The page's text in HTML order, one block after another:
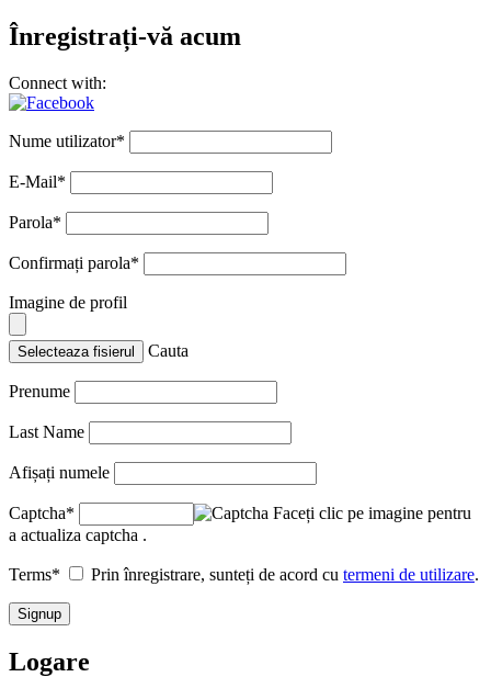
Înregistrați-vă acum
Connect with:
Nume utilizator*
E-Mail*
Parola*
Confirmați parola*
Imagine de profil
Selecteaza fisierul Cauta
Prenume
Last Name
Afișați numele
Captcha*
Faceți clic pe imagine pentru
a actualiza captcha .
Terms* Prin înregistrare, sunteți de acord cu termeni de utilizare.
Logare